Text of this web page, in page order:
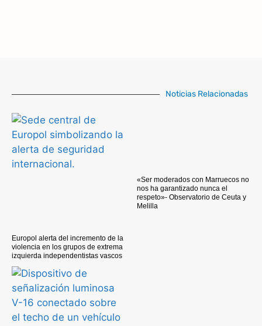
Noticias Relacionadas
Europol alerta del incremento de la
violencia en los grupos de extrema
izquierda independentistas vascos
«Ser moderados con Marruecos no
nos ha garantizado nunca el
respeto»- Observatorio de Ceuta y
Melilla